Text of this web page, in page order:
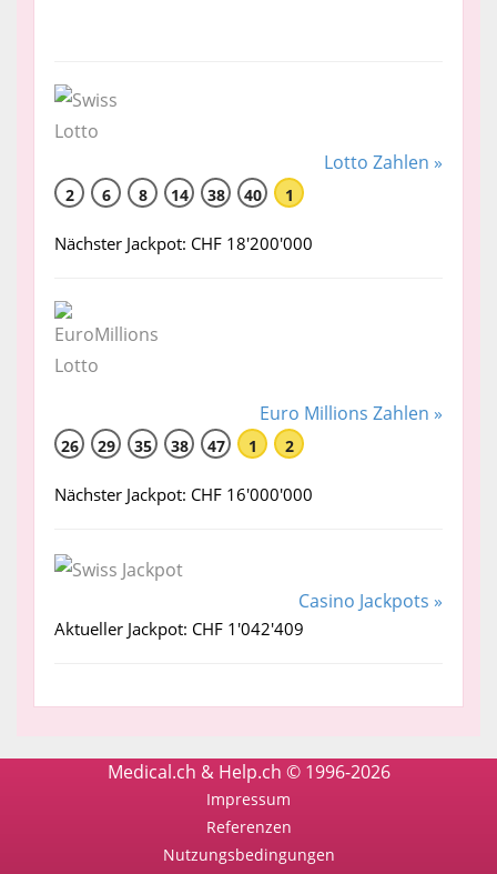
Lotto Zahlen »
2 6 8 14 38 40 1
Nächster Jackpot: CHF 18'200'000
Euro Millions Zahlen »
26 29 35 38 47 1 2
Nächster Jackpot: CHF 16'000'000
Casino Jackpots »
Aktueller Jackpot: CHF 1'042'409
Medical.ch & Help.ch © 1996-2026
Impressum
Referenzen
Nutzungsbedingungen